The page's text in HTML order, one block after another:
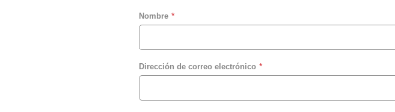
Nombre
Dirección de correo electrónico